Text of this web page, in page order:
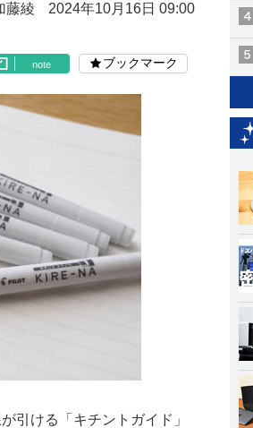
藤綾 2024年10月16日 09:00
note ブックマーク
引ける「キチントガイド」